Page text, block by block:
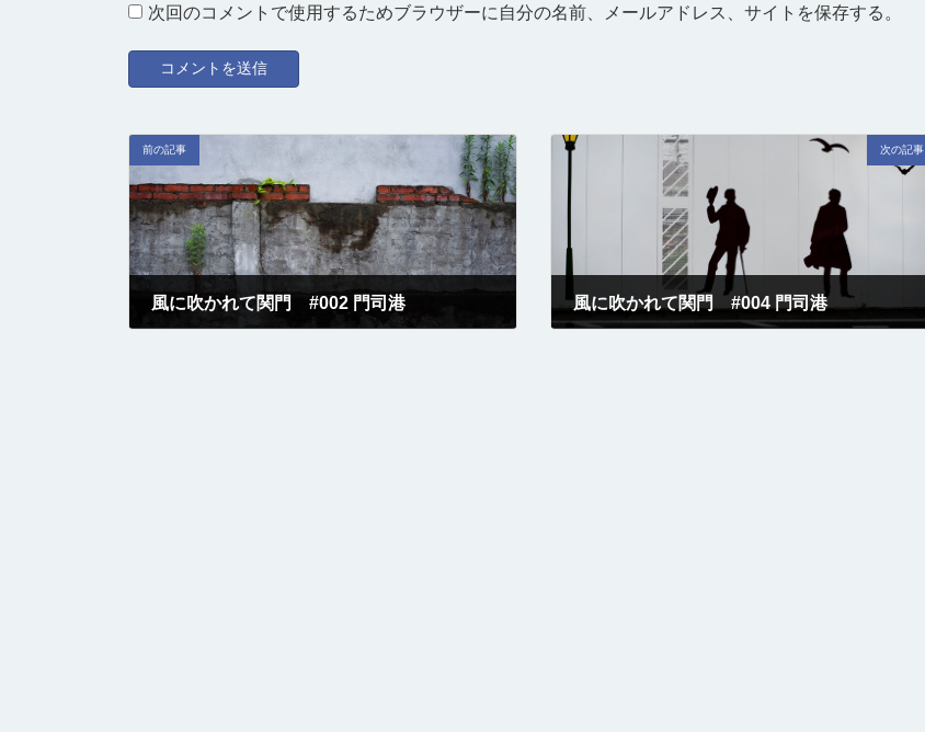
次回のコメントで使用するためブラウザーに自分の名前、メールアドレス、サイトを保存する。
前の記事
風に吹かれて関門 #002 門司港
次の記事
風に吹かれて関門 #004 門司港